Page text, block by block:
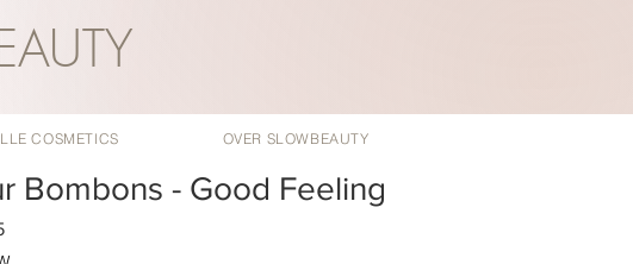
COSMETICS OVER SLOWBEAUTY
Bombons - Good Feeling
Prijs